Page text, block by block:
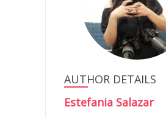
AUTHOR DETAILS
Estefania Salazar